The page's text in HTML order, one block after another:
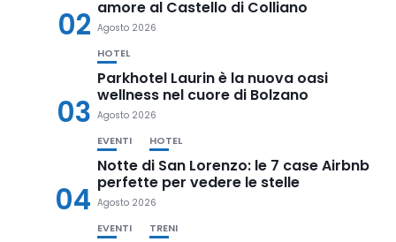
02 amore al Castello di Colliano
Agosto 2026
03
HOTEL
Parkhotel Laurin è la nuova oasi
wellness nel cuore di Bolzano
Agosto 2026
04
EVENTI HOTEL
Notte di San Lorenzo: le 7 case Airbnb
perfette per vedere le stelle
Agosto 2026
EVENTI TRENI